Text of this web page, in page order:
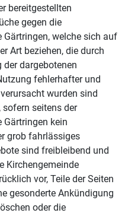
bereitgestellten
gegen die
Gärtringen, welche sich auf
Art beziehen, die durch
dargebotenen
fehlerhafter und
wurden sind
seitens der
Gärtringen kein
grob fahrlässiges
sind freibleibend und
Kirchengemeinde
vor, Teile der Seiten
gesonderte Ankündigung
oder die